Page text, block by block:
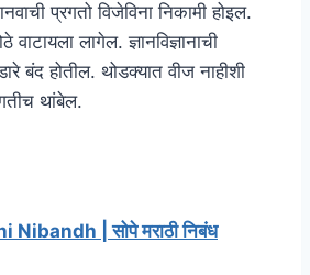
प्रगतो विजेविना निकामी होइल.
लागेल. ज्ञानविज्ञानाची
बंद होतील. थोडक्यात वीज नाहीशी
थांबेल.
| सोपे मराठी निबंध